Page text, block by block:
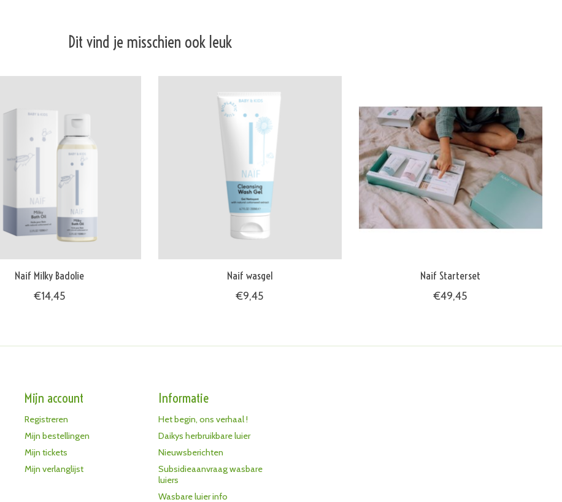
Dit vind je misschien ook leuk
Naif Milky Badolie
€14,45
Naif wasgel
€9,45
Naif Starterset
€49,45
Mijn account
Registreren
Mijn bestellingen
Mijn tickets
Mijn verlanglijst
Informatie
Het begin, ons verhaal !
Daikys herbruikbare luier
Nieuwsberichten
Subsidieaanvraag wasbare
luiers
Wasbare luier info